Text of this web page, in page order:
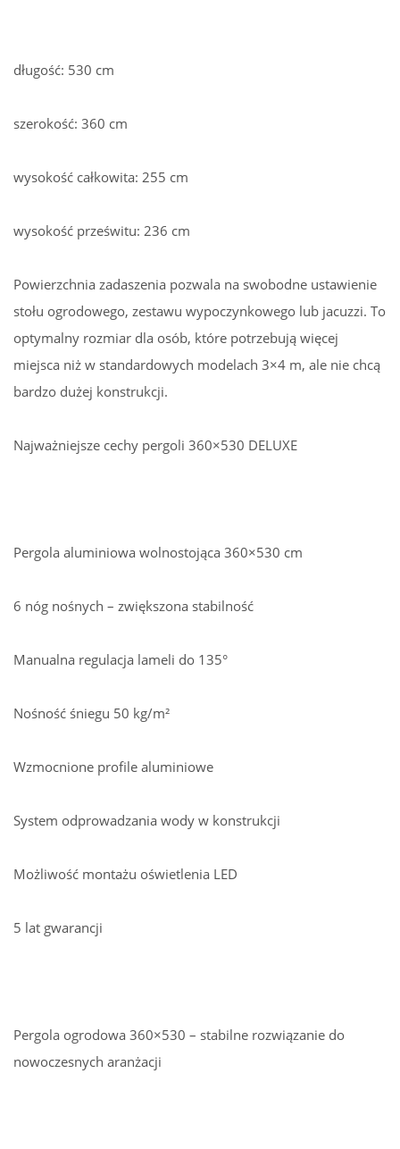
długość: 530 cm
szerokość: 360 cm
wysokość całkowita: 255 cm
wysokość prześwitu: 236 cm
Powierzchnia zadaszenia pozwala na swobodne ustawienie
stołu ogrodowego, zestawu wypoczynkowego lub jacuzzi. To
optymalny rozmiar dla osób, które potrzebują więcej
miejsca niż w standardowych modelach 3×4 m, ale nie chcą
bardzo dużej konstrukcji.
Najważniejsze cechy pergoli 360×530 DELUXE
Pergola aluminiowa wolnostojąca 360×530 cm
6 nóg nośnych – zwiększona stabilność
Manualna regulacja lameli do 135°
Nośność śniegu 50 kg/m²
Wzmocnione profile aluminiowe
System odprowadzania wody w konstrukcji
Możliwość montażu oświetlenia LED
5 lat gwarancji
Pergola ogrodowa 360×530 – stabilne rozwiązanie do
nowoczesnych aranżacji